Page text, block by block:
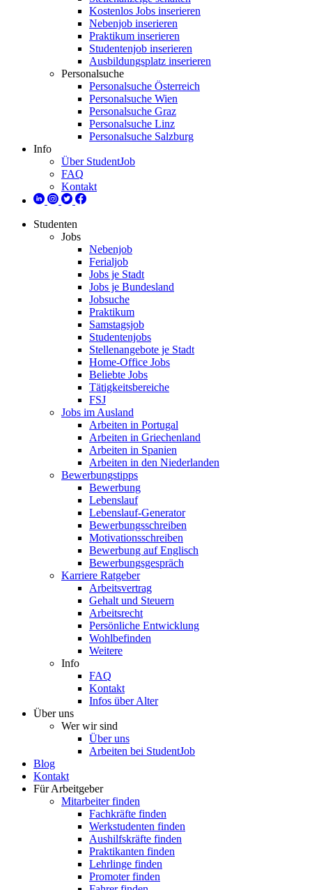
Kostenlos Jobs inserieren
Nebenjob inserieren
Praktikum inserieren
Studentenjob inserieren
Ausbildungsplatz inserieren
Personalsuche
Personalsuche Österreich
Personalsuche Wien
Personalsuche Graz
Personalsuche Linz
Personalsuche Salzburg
Info
Über StudentJob
FAQ
Kontakt
Studenten
Jobs
Nebenjob
Ferialjob
Jobs je Stadt
Jobs je Bundesland
Jobsuche
Praktikum
Samstagsjob
Studentenjobs
Stellenangebote je Stadt
Home-Office Jobs
Beliebte Jobs
Tätigkeitsbereiche
FSJ
Jobs im Ausland
Arbeiten in Portugal
Arbeiten in Griechenland
Arbeiten in Spanien
Arbeiten in den Niederlanden
Bewerbungstipps
Bewerbung
Lebenslauf
Lebenslauf-Generator
Bewerbungsschreiben
Motivationsschreiben
Bewerbung auf Englisch
Bewerbungsgespräch
Karriere Ratgeber
Arbeitsvertrag
Gehalt und Steuern
Arbeitsrecht
Persönliche Entwicklung
Wohlbefinden
Weitere
Info
FAQ
Kontakt
Infos über Alter
Über uns
Wer wir sind
Über uns
Arbeiten bei StudentJob
Blog
Kontakt
Für Arbeitgeber
Mitarbeiter finden
Fachkräfte finden
Werkstudenten finden
Aushilfskräfte finden
Praktikanten finden
Lehrlinge finden
Promoter finden